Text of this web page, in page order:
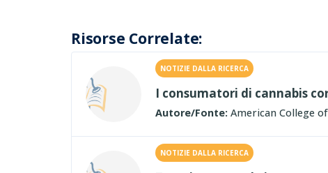
Risorse Correlate:
NOTIZIE DALLA RICERCA
I consumatori di cannabis
Autore/Fonte: American College
NOTIZIE DALLA RICERCA